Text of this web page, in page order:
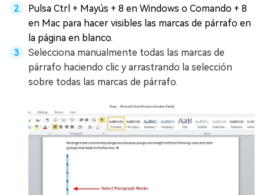
Pulsa Ctrl + Mayús + 8 en Windows o Comando + 8
en Mac para hacer visibles las marcas de párrafo en
la página en blanco.
Selecciona manualmente todas las marcas de
párrafo haciendo clic y arrastrando la selección
sobre todas las marcas de párrafo.